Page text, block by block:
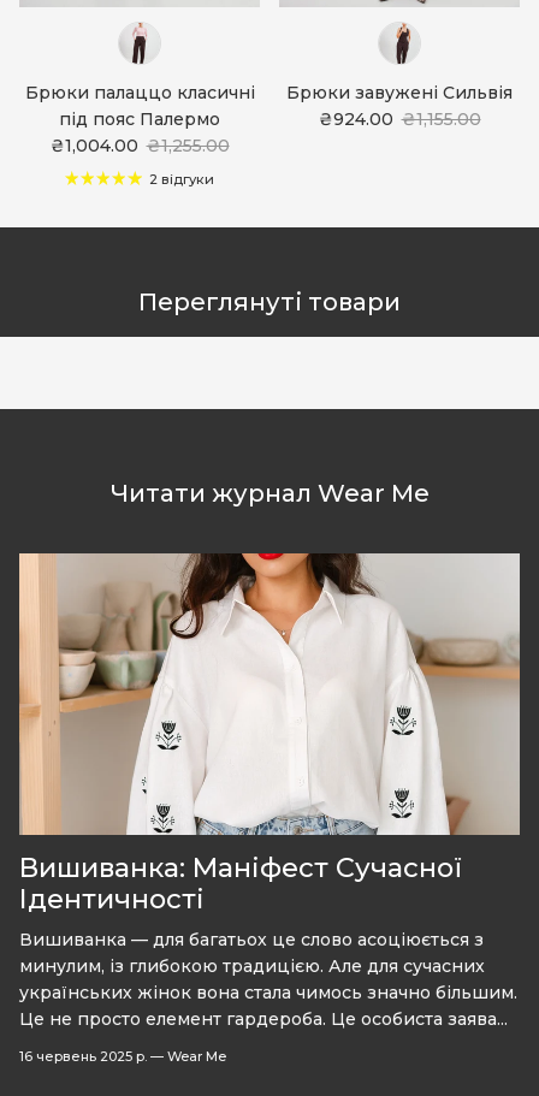
Брюки палаццо класичні
під пояс Палермо
₴1,004.00 ₴1,255.00
2 відгуки
Брюки завужені Сильвія
₴924.00 ₴1,155.00
Переглянуті товари
Читати журнал Wear Me
Вишиванка: Маніфест Сучасної
Ідентичності
Вишиванка — для багатьох це слово асоціюється з
минулим, із глибокою традицією. Але для сучасних
українських жінок вона стала чимось значно більшим.
Це не просто елемент гардероба. Це особиста заява...
16 червень 2025 р. — Wear Me